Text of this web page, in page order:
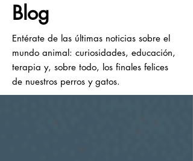
Blog
Entérate de las últimas noticias sobre el
mundo animal: curiosidades, educación,
terapia y, sobre todo, los finales felices
de nuestros perros y gatos.